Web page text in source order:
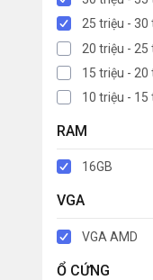
25 triệu - 30
20 triệu - 25
15 triệu - 20
10 triệu - 15
RAM
16GB
VGA
VGA AMD
Ổ CỨNG